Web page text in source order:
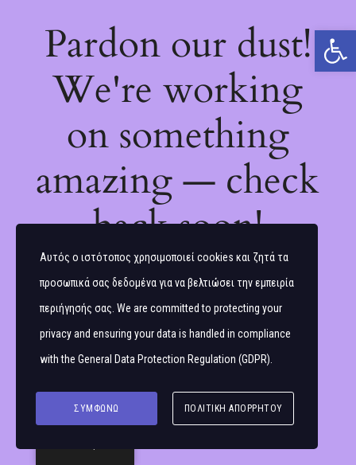
Ανοίξτε τη γραμμή εργαλείων
Pardon our dust!
We're working
on something
amazing — check
back soon!
Αυτός ο ιστότοπος χρησιμοποιεί cookies και ζητά τα
προσωπικά σας δεδομένα για να βελτιώσει την εμπειρία
περιήγησής σας. We are committed to protecting your
privacy and ensuring your data is handled in compliance
with the General Data Protection Regulation (GDPR)
ΣΥΜΦΩΝΏ ΠΟΛΙΤΙΚΉ ΑΠΟΡΡΉΤΟΥ